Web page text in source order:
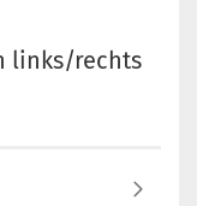
links/rechts